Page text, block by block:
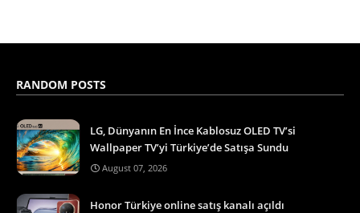
RANDOM POSTS
LG, Dünyanın En İnce Kablosuz OLED TV’si
Wallpaper TV’yi Türkiye’de Satışa Sundu
August 07, 2026
Honor Türkiye online satış kanalı açıldı